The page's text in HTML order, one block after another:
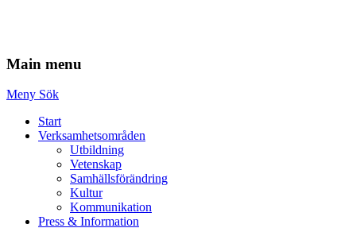
Main menu
Meny Sök
Start
Verksamhetsområden
Utbildning
Vetenskap
Samhällsförändring
Kultur
Kommunikation
Press & Information